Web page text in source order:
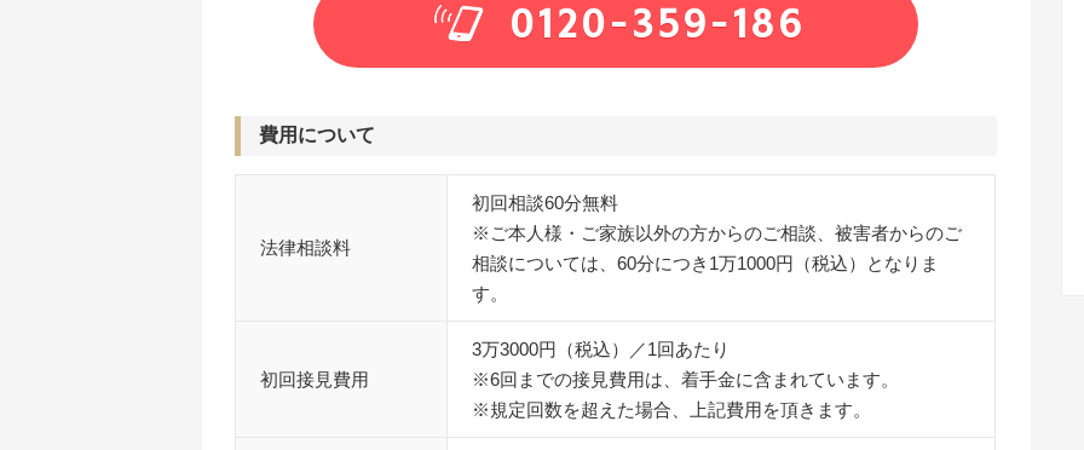
0120-359-186
費用について
法律相談料
初回相談60分無料
※ご本人様・ご家族以外の方からのご相談、被害者からのご
相談については、60分につき1万1000円（税込）となりま
す。
初回接見費用
3万3000円（税込）／1回あたり
※6回までの接見費用は、着手金に含まれています。
※規定回数を超えた場合、上記費用を頂きます。